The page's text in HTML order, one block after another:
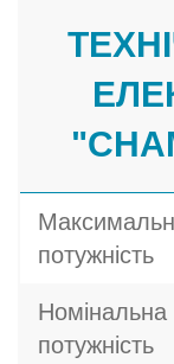
потужність
Номінальна
потужність